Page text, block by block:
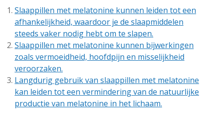
Slaappillen met melatonine kunnen leiden tot een
afhankelijkheid, waardoor je de slaapmiddelen
steeds vaker nodig hebt om te slapen.
Slaappillen met melatonine kunnen bijwerkingen
zoals vermoeidheid, hoofdpijn en misselijkheid
veroorzaken.
Langdurig gebruik van slaappillen met melatonine
kan leiden tot een vermindering van de natuurlijke
productie van melatonine in het lichaam.